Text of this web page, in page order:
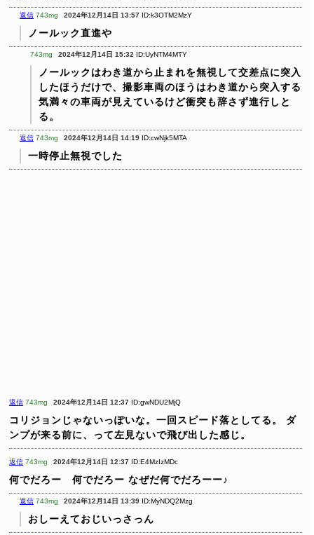
返信 743mg 2024年12月14日 13:57 ID:k3OTM2MzY
ノールック直進や
743mg 2024年12月14日 15:32 ID:UyNTM4MTY
ノールックはわき道から止まれを無視して交差点に突入
したほうだけで、撮影車両のほうはわき道から突入する
気満々の車両が見えているけど衝突も辞さず進行しと
る。
返信 743mg 2024年12月14日 14:19 ID:cwNjk5MTA
一時停止無視でした
返信 743mg 2024年12月14日 12:37 ID:gwNDU2MjQ
コリジョンじゃないっぽいな。一回スピード落としてる。
ダ
ンプが来る前に、って左見ないで飛び出した感じ。
返信 743mg 2024年12月14日 12:37 ID:E4MzIzMDc
何でだろー 何でだろー なぜだ何でだろーー♪
返信 743mg 2024年12月14日 13:39 ID:MyNDQ2Mzg
おしーえておじいっさっん